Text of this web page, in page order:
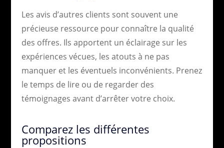
Les avis d’autres clients sont souvent une
précieuse ressource pour connaître la qualité
des offres. Ils apportent un éclairage sur les
expériences vécues, les atouts à ne pas
manquer et les éventuels inconvénients. Prenez
le temps de lire ou de regarder des
témoignages avant d’arrêter votre choix.
Comparez les différentes
propositions